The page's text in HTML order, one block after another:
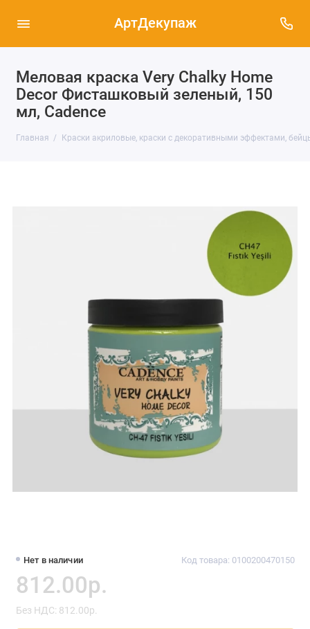
АртДекупаж
Меловая краска Very Chalky Home
Decor Фисташковый зеленый, 150
мл, Cadence
Главная Краски акриловые, краски с декоративными эффектами,
Нет в наличии Код товара: 0100200470150
812.00р.
Без НДС: 812.00р.